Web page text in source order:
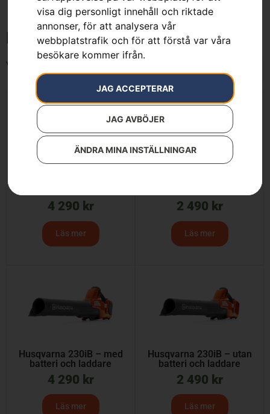
visa dig personligt innehåll och riktade
annonser, för att analysera vår
webbplatstrafik och för att förstå var våra
besökare kommer ifrån.
JAG ACCEPTERAR
JAG AVBÖJER
ÄNDRA MINA INSTÄLLNINGAR
Batteridrivna Lövblåsar
Visar alla 9 resultat
4 290 kr
Läs mer
2 490 kr
Läs mer
Husqvarna 230iB – med
batteri och laddare
4 290 kr
Läs mer
Husqvarna 230iB – utan
batteri och laddare
2 490 kr
Läs mer